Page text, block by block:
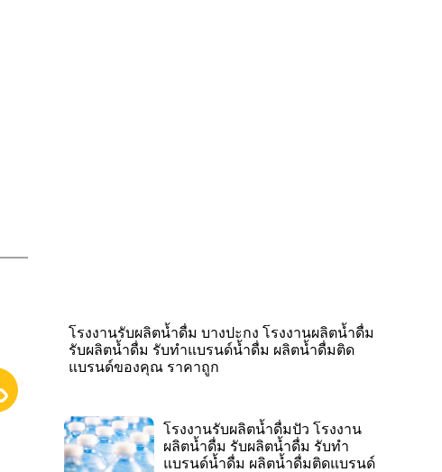
โรงงานรับผลิตน้ำดื่ม บางปะกง โรงงานผลิตน้ำดื่ม
รับผลิตน้ำดื่ม รับทำแบรนด์น้ำดื่ม ผลิตน้ำดื่มติด
แบรนด์ของคุณ ราคาถูก
โรงงานรับผลิตน้ำดื่มปัว โรงงาน
ผลิตน้ำดื่ม รับผลิตน้ำดื่ม รับทำ
แบรนด์น้ำดื่ม ผลิตน้ำดื่มติดแบรนด์